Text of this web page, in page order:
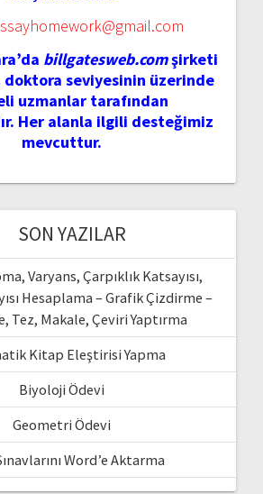
billgatesweb.comşirketi
doktora seviyesinin üzerinde
uzmanlar tarafından
Her alanla ilgili desteğimiz
mevcuttur.
SON YAZILAR
Varyans, Çarpıklık Katsayısı,
Hesaplama – Grafik Çizdirme –
Tez, Makale, Çeviri Yaptırma
Kitap Eleştirisi Yapma
Biyoloji Ödevi
Geometri Ödevi
Word’e Aktarma